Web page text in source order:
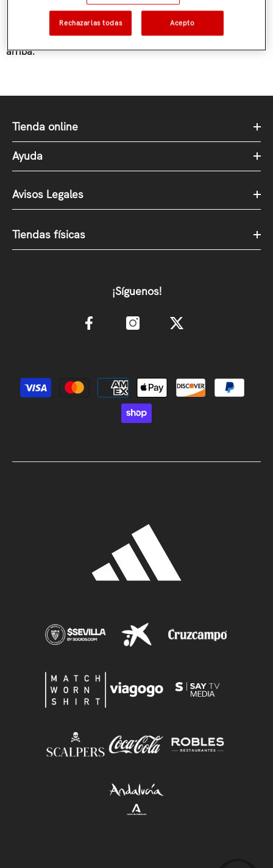
identificadores basados en dispositivos, tal y como se
describió anteriormente, debe estar navegando desde uno
de los estados de EE. UU. aplicables que se mencionan más
arriba.
Tienda online
Ayuda
Avisos Legales
Tiendas físicas
¡Síguenos!
Rechazarlas todas Acepto